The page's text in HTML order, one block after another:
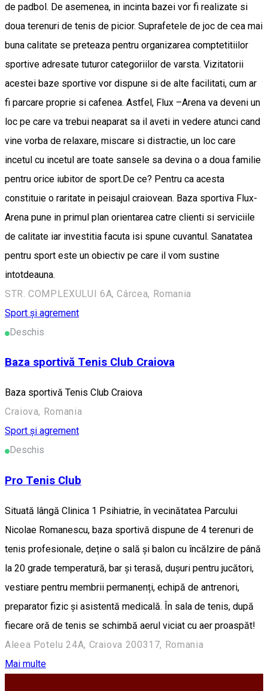
de padbol. De asemenea, in incinta bazei vor fi realizate si
doua terenuri de tenis de picior. Suprafetele de joc de cea mai
buna calitate se preteaza pentru organizarea comptetitiilor
sportive adresate tuturor categoriilor de varsta. Vizitatorii
acestei baze sportive vor dispune si de alte facilitati, cum ar
fi parcare proprie si cafenea. Astfel, Flux –Arena va deveni un
loc pe care va trebui neaparat sa il aveti in vedere atunci cand
vine vorba de relaxare, miscare si distractie, un loc care
incetul cu incetul are toate sansele sa devina o a doua familie
pentru orice iubitor de sport.De ce? Pentru ca acesta
constituie o raritate in peisajul craiovean. Baza sportiva Flux-
Arena pune in primul plan orientarea catre clienti si serviciile
de calitate iar investitia facuta isi spune cuvantul. Sanatatea
pentru sport este un obiectiv pe care il vom sustine
intotdeauna.
STR. COMPLEXULUI 6A, Cârcea, Romania
Sport și agrement
Deschis
Baza sportivă Tenis Club Craiova
Baza sportivă Tenis Club Craiova
Craiova, Romania
Sport și agrement
Deschis
Pro Tenis Club
Situată lângă Clinica 1 Psihiatrie, în vecinătatea Parcului
Nicolae Romanescu, baza sportivă dispune de 4 terenuri de
tenis profesionale, deține o sală și balon cu încălzire de până
la 20 grade temperatură, bar și terasă, dușuri pentru jucători,
vestiare pentru membrii permanenți, echipă de antrenori,
preparator fizic și asistentă medicală. În sala de tenis, după
fiecare oră de tenis se schimbă aerul viciat cu aer proaspăt!
Aleea Potelu 24A, Craiova 200317, Romania
Mai multe